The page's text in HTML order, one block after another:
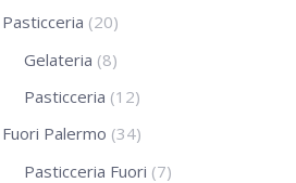
Pasticceria (20)
Gelateria (8)
Pasticceria (12)
Fuori Palermo (34)
Pasticceria Fuori (7)